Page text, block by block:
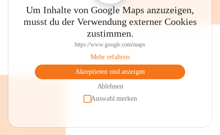
Um Inhalte von Google Maps anzuzeigen,
musst du der Verwendung externer Cookies
zustimmen.
https://www.google.com/maps
Mehr erfahren
Akzeptieren und anzeigen
Ablehnen
Auswahl merken